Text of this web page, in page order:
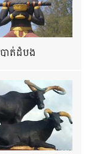
បាត់ដំបង